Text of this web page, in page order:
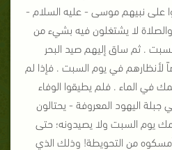
على نبيهم موسى - عليه السلام -
والصلاة لا يشتغلون فيه بشيء من
. ثم ساق إليهم صيد البحر
لأنظارهم في يوم السبت . فإذا لم
في الماء . فلم يطيقوا الوفاء
اليهود المعروفة - يحتالون
يوم السبت ولا يصيدونه؛ حتى
فأمسكوه من التحويطة! وذلك الذي